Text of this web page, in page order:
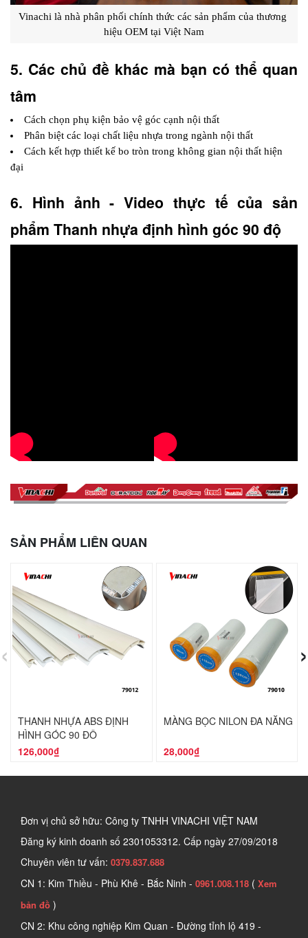
Vinachi là nhà phân phối chính thức các sản phẩm của thương
hiệu OEM tại Việt Nam
5. Các chủ đề khác mà bạn có thể quan
tâm
Cách chọn phụ kiện bảo vệ góc cạnh nội thất
Phân biệt các loại chất liệu nhựa trong ngành nội thất
Cách kết hợp thiết kế bo tròn trong không gian nội thất hiện
đại
6. Hình ảnh - Video thực tế của sản
phẩm Thanh nhựa định hình góc 90 độ
SẢN PHẨM LIÊN QUAN
THANH NHỰA ABS ĐỊNH
HÌNH GÓC 90 ĐỘ
126,000₫
MÀNG BỌC NILON ĐA NĂNG
28,000₫
‹ ›
Đơn vị chủ sở hữu: Công ty TNHH VINACHI VIỆT NAM
Đăng ký kinh doanh số 2301053312. Cấp ngày 27/09/2018
Chuyên viên tư vấn: 0379.837.688
CN 1: Kim Thiều - Phù Khê - Bắc Ninh - 0961.008.118 ( Xem
bản đồ )
CN 2: Khu công nghiệp Kim Quan - Đường tỉnh lộ 419 -